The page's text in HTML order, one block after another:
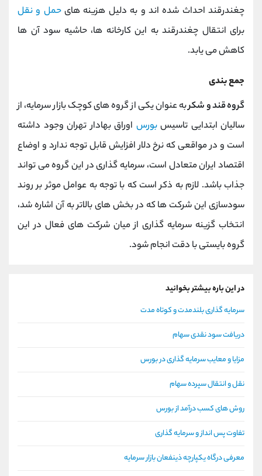
چغندرقند احداث شده اند و به دلیل هزینه هایحمل و نقل
برای انتقال چغندرقند به این کارخانه ها، حاشیه سود آن ها
کاهش می یابد.
جمع بندی
گروه قند و شکربه عنوان یکی از گروه های کوچک بازار سرمایه، از
سالیان ابتدایی تاسیسبورس اوراق بهادار تهران وجود داشته
است و در مواقعی که نرخ دلار افزایش قابل توجه ندارد و اوضاع
اقتصاد ایران متعادل است، سرمایه گذاری در این گروه می تواند
جذاب باشد. لازم به ذکر است که با توجه به عوامل موثر بر روند
سودسازی این شرکت ها که در بخش های بالاتر به آن اشاره شد،
انتخاب گزینه سرمایه گذاری از میان شرکت های فعال در این
گروه بایستی با دقت انجام شود.
در این باره بیشتر بخوانید
سرمایه گذاری بلندمدت و کوتاه مدت
دریافت سود نقدی سهام
مزایا و معایب سرمایه گذاری در بورس
نقل و انتقال سپرده سهام
روش های کسب درآمد از بورس
تفاوت پس انداز و سرمایه گذاری
معرفی درگاه یکپارچه ذینفعان بازار سرمایه